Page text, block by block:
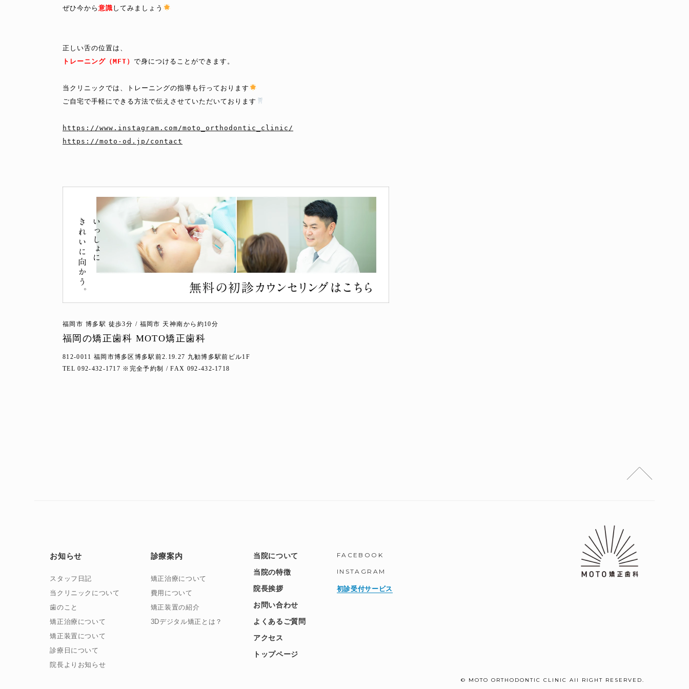
ぜひ今から 意識 してみましょう
トレーニング（MFT） で身につけることができます。
当クリニックでは、トレーニングの指導も行っております
ご自宅で手軽にできる方法で伝えさせていただいております
https://www.instagram.com/moto_orthodontic_clinic/
https://moto-od.jp/contact
福岡市 博多駅 徒歩3分 / 福岡市 天神南から約10分
福岡の矯正歯科 MOTO矯正歯科
812-0011 福岡市博多区博多駅前2.19.27 九勧博多駅前ビル1F
TEL 092-432-1717 ※完全予約制 / FAX 092-432-1718
お知らせ
スタッフ日記
当クリニックについて
歯のこと
矯正治療について
矯正装置について
診療日について
院長よりお知らせ
診療案内
矯正治療について
費用について
矯正装置の紹介
3Dデジタル矯正とは？
当院について
当院の特徴
院長挨拶
お問い合わせ
よくあるご質問
アクセス
トップページ
FACEBOOK
INSTAGRAM
初診受付サービス
© MOTO ORTHODONTIC CLINIC All RIGHT RESERVED.